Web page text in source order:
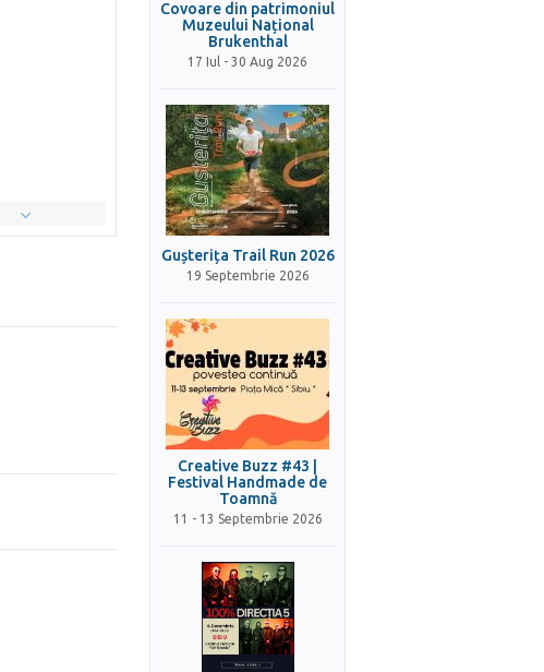
Covoare din patrimoniul
Muzeului Național
Brukenthal
17 Iul - 30 Aug 2026
Gușterița Trail Run 2026
19 Septembrie 2026
Creative Buzz #43 |
Festival Handmade de
Toamnă
11 - 13 Septembrie 2026